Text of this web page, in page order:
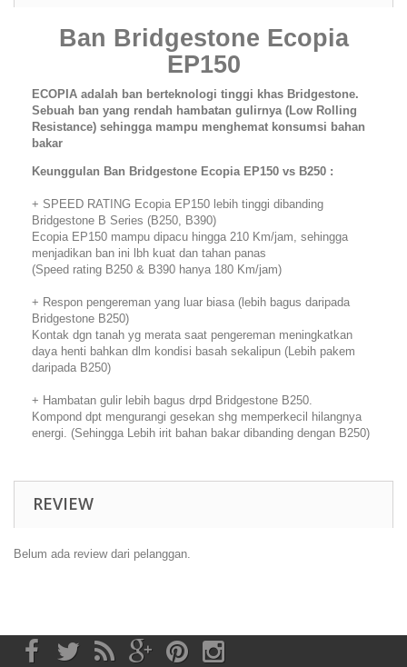
Ban Bridgestone Ecopia
EP150
ECOPIA adalah ban berteknologi tinggi khas Bridgestone.
Sebuah ban yang rendah hambatan gulirnya (Low Rolling
Resistance) sehingga mampu menghemat konsumsi bahan
bakar
Keunggulan Ban Bridgestone Ecopia EP150 vs B250 :
+ SPEED RATING Ecopia EP150 lebih tinggi dibanding
Bridgestone B Series (B250, B390)
Ecopia EP150 mampu dipacu hingga 210 Km/jam, sehingga
menjadikan ban ini lbh kuat dan tahan panas
(Speed rating B250 & B390 hanya 180 Km/jam)
+ Respon pengereman yang luar biasa (lebih bagus daripada
Bridgestone B250)
Kontak dgn tanah yg merata saat pengereman meningkatkan
daya henti bahkan dlm kondisi basah sekalipun (Lebih pakem
daripada B250)
+ Hambatan gulir lebih bagus drpd Bridgestone B250.
Kompond dpt mengurangi gesekan shg memperkecil hilangnya
energi. (Sehingga Lebih irit bahan bakar dibanding dengan B250)
REVIEW
Belum ada review dari pelanggan.